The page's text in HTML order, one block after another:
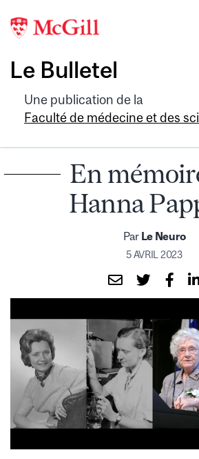
Le Bulletel
Une publication de la
Faculté de médecine et des
En
Hanna
Par Le Neuro
5 AVRIL 2023